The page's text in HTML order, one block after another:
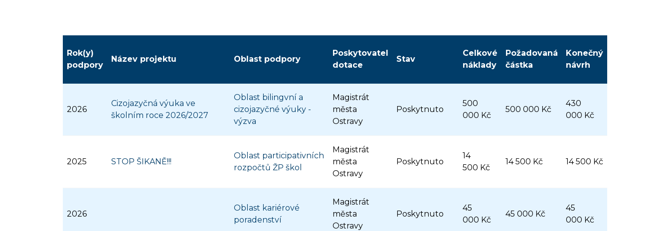
Rok(y)
podpory
Název projektu Oblast podpory
Poskytovatel
dotace
Stav
Celkové
náklady
Požadovaná
částka
Konečný
návrh
2026
Cizojazyčná výuka ve
školním roce 2026/2027
Oblast bilingvní a
cizojazyčné výuky -
výzva
Magistrát
města
Ostravy
Poskytnuto
500
000 Kč
500 000 Kč
430
000 Kč
2025 STOP ŠIKANĚ!!!
Oblast participativních
rozpočtů ŽP škol
Magistrát
města
Ostravy
Poskytnuto
14
500 Kč
14 500 Kč 14 500 Kč
2026
Oblast kariérové
poradenství
Magistrát
města
Ostravy
Poskytnuto
45
000 Kč
45 000 Kč
45
000 Kč